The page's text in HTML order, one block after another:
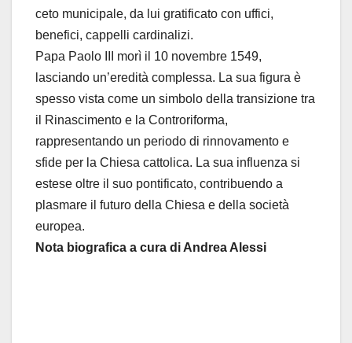
ceto municipale, da lui gratificato con uffici,
benefici, cappelli cardinalizi.
Papa Paolo III morì il 10 novembre 1549,
lasciando un’eredità complessa. La sua figura è
spesso vista come un simbolo della transizione tra
il Rinascimento e la Controriforma,
rappresentando un periodo di rinnovamento e
sfide per la Chiesa cattolica. La sua influenza si
estese oltre il suo pontificato, contribuendo a
plasmare il futuro della Chiesa e della società
europea.
Nota biografica a cura di Andrea Alessi